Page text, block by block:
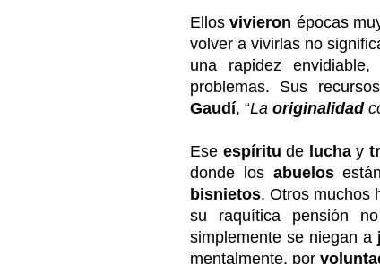
Ellosvivieron épocas
volver a vivirlas no
una rapidez
problemas. Sus
Gaudí, “La originalidad
Ese espíritu de luchay
donde los abuelos
bisnietos. Otros muchos
su raquítica pensión
simplemente se niegan a
mentalmente, por